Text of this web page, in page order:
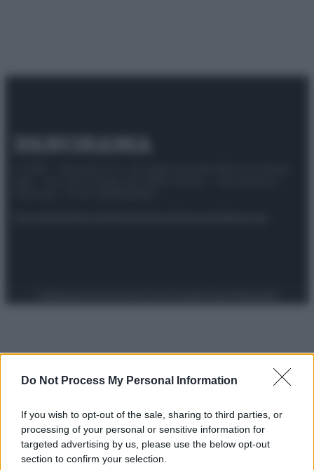
Do Not Process My Personal Information
If you wish to opt-out of the sale, sharing to third parties, or
processing of your personal or sensitive information for
targeted advertising by us, please use the below opt-out
section to confirm your selection.